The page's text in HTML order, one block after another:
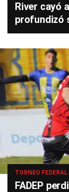
River cayó
profundizó
TORNEO FEDERAL
FADEP